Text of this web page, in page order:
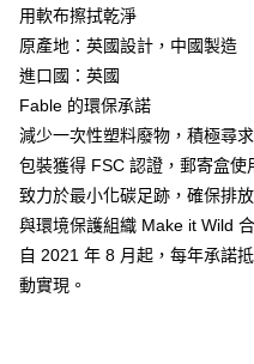
用軟布擦拭乾淨
原產地：英國設計，中國製造
進口國：英國
Fable 的環保承諾
減少一次性塑料廢物，積極尋
包裝獲得 FSC 認證，郵寄盒使
致力於最小化碳足跡，確保排
與環境保護組織 Make it Wild 合
自 2021 年 8 月起，每年承諾
動實現。